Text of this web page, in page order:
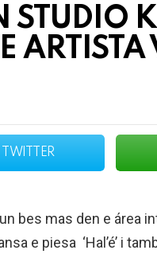
STUDIO
ARTISTA
TWITTER
bes mas den e área
e piesa ‘Hal’é’ i